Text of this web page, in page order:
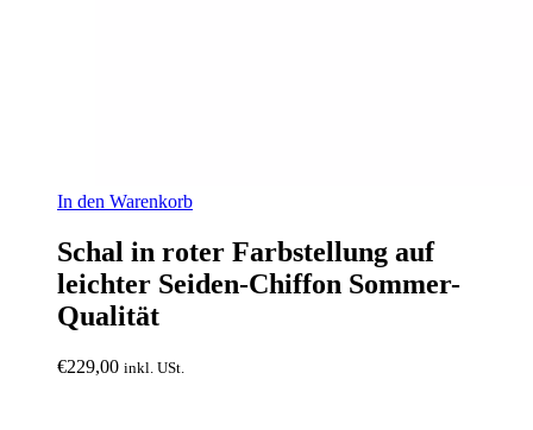
In den Warenkorb
Schal in roter Farbstellung auf
leichter Seiden-Chiffon Sommer-
Qualität
€229,00 inkl. USt.